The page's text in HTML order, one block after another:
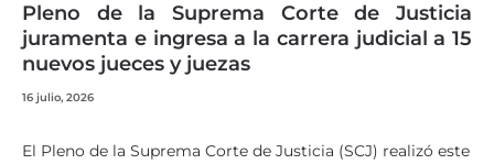
Pleno de la Suprema Corte de Justicia
juramenta e ingresa a la carrera judicial a 15
nuevos jueces y juezas
16 julio, 2026
El Pleno de la Suprema Corte de Justicia (SCJ) realizó este